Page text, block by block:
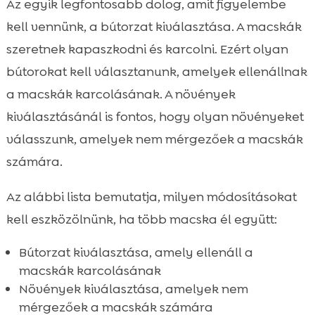
Az egyik legfontosabb dolog, amit figyelembe
kell vennünk, a bútorzat kiválasztása. A macskák
szeretnek kapaszkodni és karcolni. Ezért olyan
bútorokat kell választanunk, amelyek ellenállnak
a macskák karcolásának. A növények
kiválasztásánál is fontos, hogy olyan növényeket
válasszunk, amelyek nem mérgezőek a macskák
számára.
Az alábbi lista bemutatja, milyen módosításokat
kell eszközölnünk, ha több macska él együtt:
Bútorzat kiválasztása, amely ellenáll a
macskák karcolásának
Növények kiválasztása, amelyek nem
mérgezőek a macskák számára